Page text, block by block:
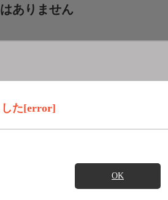
た[error]
OK
ありません